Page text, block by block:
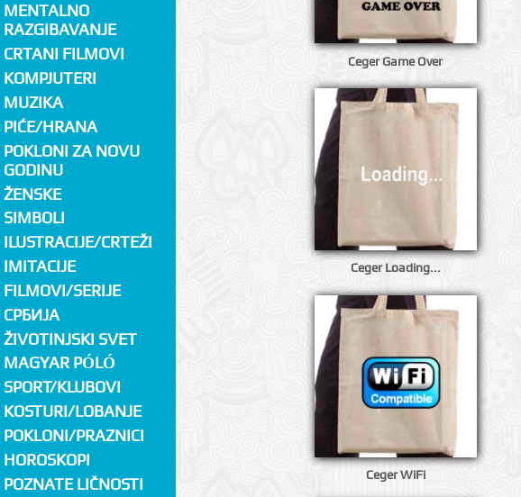
MENTALNO
RAZGIBAVANJE
CRTANI FILMOVI
KOMPJUTERI
MUZIKA
PIĆE/HRANA
POKLONI ZA NOVU
GODINU
ŽENSKE
SIMBOLI
ILUSTRACIJE/CRTEŽI
IMITACIJE
FILMOVI/SERIJE
СРБИЈА
ŽIVOTINJSKI SVET
MAGYAR PÓLÓ
SPORT/KLUBOVI
KOSTURI/LOBANJE
POKLONI/PRAZNICI
HOROSKOPI
POZNATE LIČNOSTI
Ceger Game Over
Ceger Loading...
Ceger WiFi